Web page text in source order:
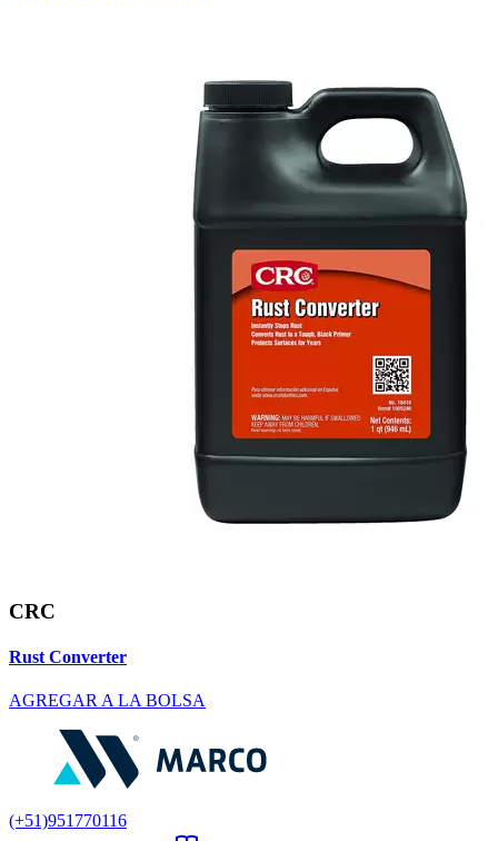
CRC
Rust Converter
AGREGAR A LA BOLSA
(+51)951770116